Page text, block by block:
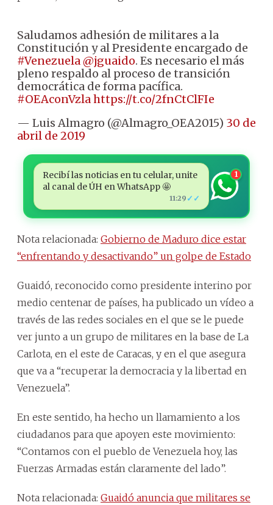
Saludamos adhesión de militares a la
Constitución y al Presidente encargado de
#Venezuela@jguaido. Es necesario el más
pleno respaldo al proceso de transición
democrática de forma pacífica.
#OEAconVzlahttps://t.co/2fnCtClFIe
— Luis Almagro (@Almagro_OEA2015) 30 de
abril de 2019
Recibí las noticias en tu celular, unite
al canal de ÚH en WhatsApp 🤩
11:29 ✓✓
1
Nota relacionada: Gobierno de Maduro dice estar
“enfrentando y desactivando” un golpe de Estado
Guaidó, reconocido como presidente interino por
medio centenar de países, ha publicado un vídeo a
través de las redes sociales en el que se le puede
ver junto a un grupo de militares en la base de La
Carlota, en el este de Caracas, y en el que asegura
que va a “recuperar la democracia y la libertad en
Venezuela”.
En este sentido, ha hecho un llamamiento a los
ciudadanos para que apoyen este movimiento:
“Contamos con el pueblo de Venezuela hoy, las
Fuerzas Armadas están claramente del lado”.
Nota relacionada: Guaidó anuncia que militares se